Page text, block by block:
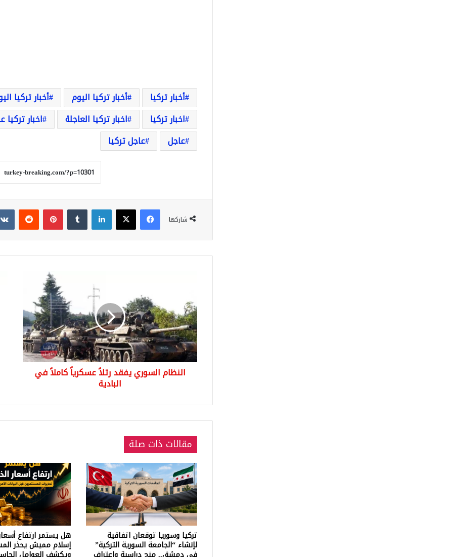
أخبار تركيا أخبار تركيا اليوم أخبار تركيا
اخبار تركيا
اخبار تركيا العاجلة اخبار تركيا
عاجل
عاجل تركيا
شاركها
فيسبوك‫X لينكدإن بينتيريست
رتلاً
عسكرياً
كاملاً
في
البادية
النظام السوري يفقد رتلاً عسكرياً كاملاً في
البادية
مقالات ذات صلة
تركيا وسوريا توقعان اتفاقية
لإنشاء “الجامعة السورية التركية”
هل يستمر ارتفاع
إسلام مميش يحذر